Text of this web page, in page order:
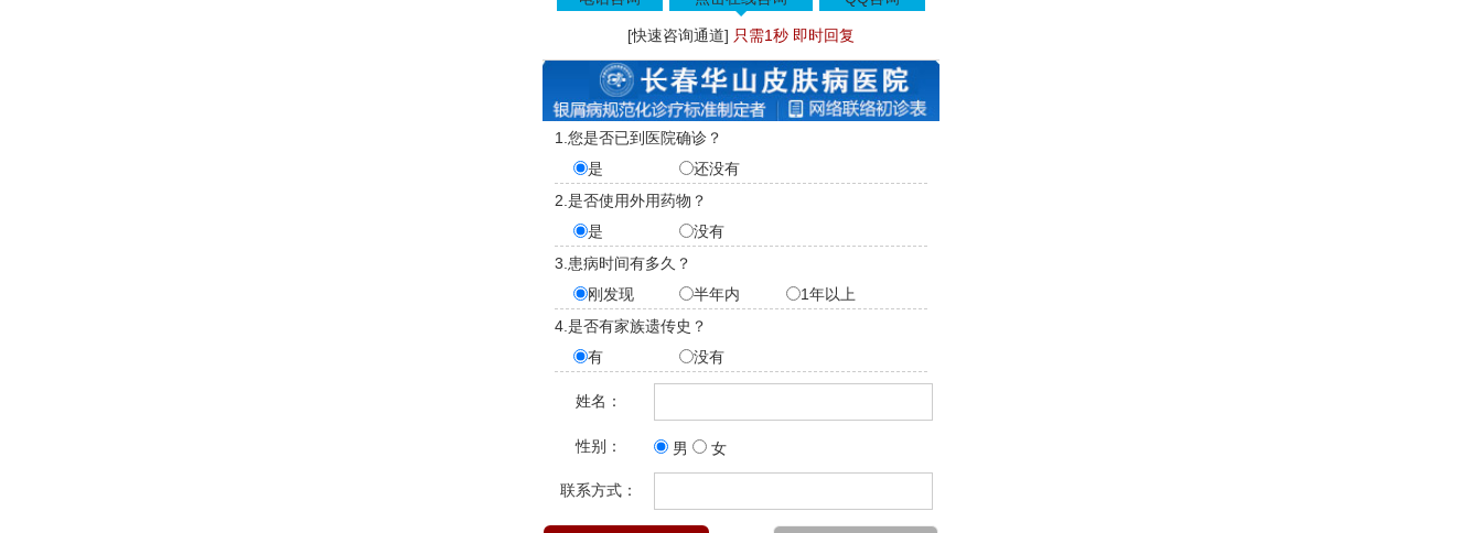
[快速咨询通道] 只需1秒 即时回复
1.您是否已到医院确诊？
是
还没有
2.是否使用外用药物？
是
没有
3.患病时间有多久？
刚发现
半年内
1年以上
4.是否有家族遗传史？
有
没有
姓名：
性别： 男 女
联系方式：